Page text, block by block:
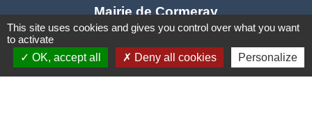
Mairie de Cormeray
1, RUE DE LA BUISSONNIERE
41120 Cormeray - FRANCE
+33 2 54 44 26 19
This site uses cookies and gives you control over what you want
to activate
OK, accept all
Deny all cookies Personalize